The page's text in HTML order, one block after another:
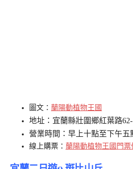
圖文： 蘭陽動植物王國
地址：宜蘭縣壯圍鄉紅葉路
營業時間：早上十點至下午
線上購票： 蘭陽動植物王國門票